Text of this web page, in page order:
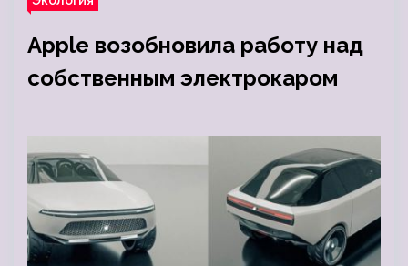
Apple возобновила работу над
собственным электрокаром